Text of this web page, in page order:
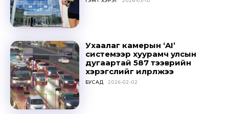
to stay in the loop.
SUBSCRIBE
Ухаалаг камерын ‘AI’
системээр хуурамч улсын
дугаартай 587 тээврийн
хэрэгслийг илрүүлжээ
БУСАД 2026-02-02